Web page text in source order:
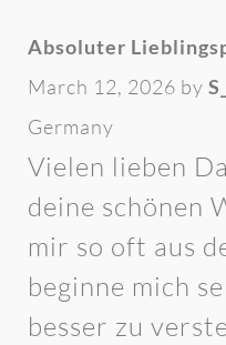
Absoluter
March 12, 2026 by
Germany
Vielen lieben
deine schönen
mir so oft aus
beginne mich
besser zu